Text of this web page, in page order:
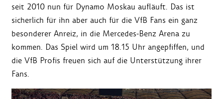
seit 2010 nun für Dynamo Moskau aufläuft. Das ist
sicherlich für ihn aber auch für die VfB Fans ein ganz
besonderer Anreiz, in die Mercedes-Benz Arena zu
kommen. Das Spiel wird um 18.15 Uhr angepfiffen, und
die VfB Profis freuen sich auf die Unterstützung ihrer
Fans.